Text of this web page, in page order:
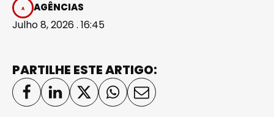
AGÊNCIAS
Julho 8, 2026 . 16:45
PARTILHE ESTE ARTIGO: